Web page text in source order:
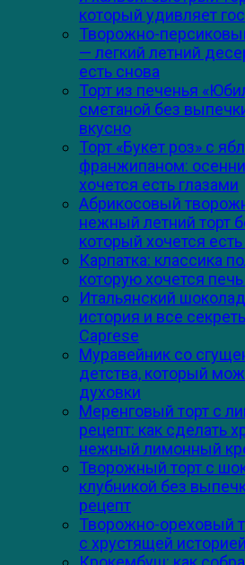
который удивляет
Творожно-
— легкий летний
есть снова
Торт из печенья
сметаной без
вкусно
Торт «Букет роз» с
франжипаном:
хочется есть глазами
Абрикосовый
нежный летний торт
который хочется
Карпатка: классика
которую хочется
Итальянский
история и все
Caprese
Муравейник со
детства, который
духовки
Меренговый торт с
рецепт: как сделать
нежный лимонный
Творожный торт с
клубникой без
рецепт
Творожно-ореховый
с хрустящей историей